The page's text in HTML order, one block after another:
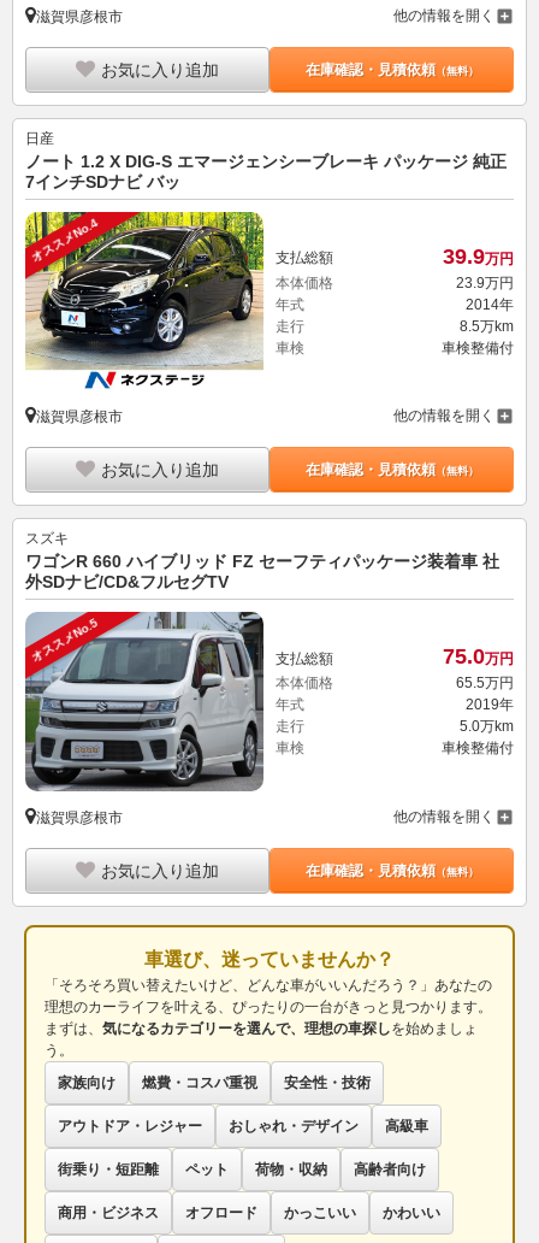
滋賀県彦根市 他の情報を開く
お気に入り追加 在庫確認・見積依頼（無料）
日産
ノート 1.2 X DIG-S エマージェンシーブレーキ パッケージ 純正
7インチSDナビ バッ
オススメNo.4 支払総額 39.9万円
本体価格
23. 9万円
年式
2014年
走行
8.5万km
車検
車検整備付
滋賀県彦根市 他の情報を開く
お気に入り追加 在庫確認・見積依頼（無料）
スズキ
ワゴンR 660 ハイブリッド FZ セーフティパッケージ装着車 社
外SDナビ/CD&フルセグTV
オススメNo.5 支払総額 75.0万円
本体価格
65.5万円
年式
2019年
走行
5.0万km
車検
車検整備付
滋賀県彦根市 他の情報を開く
お気に入り追加 在庫確認・見積依頼（無料）
車選び、迷っていませんか？
「そろそろ買い替えたいけど、どんな車がいいんだろう？」あなたの
理想のカーライフを叶える、ぴったりの一台がきっと見つかります。
まずは、 気になるカテゴリーを選んで、理想の車探しを始めましょ
う。
家族向け
燃費・コスパ重視 安全性・技術
アウトドア・レジャー おしゃれ・デザイン 高級車
街乗り・短距離 ペット 荷物・収納 高齢者向け
商用・ビジネス オフロード かっこいい かわいい